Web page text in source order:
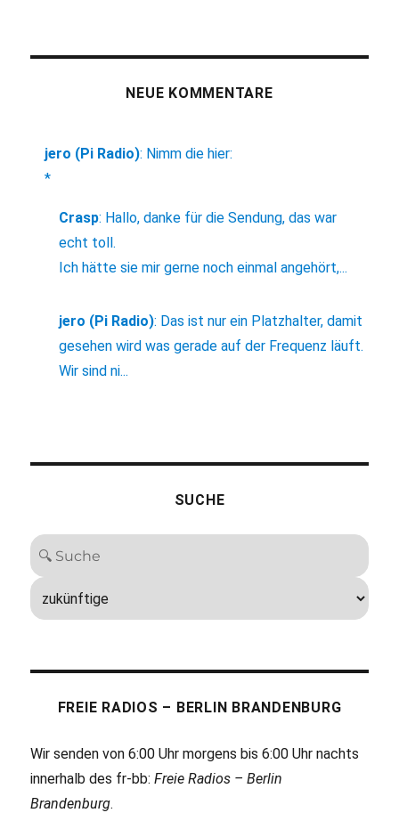
NEUE KOMMENTARE
jero (Pi Radio): Nimm die hier:
*
Crasp: Hallo, danke für die Sendung, das war
echt toll.
Ich hätte sie mir gerne noch einmal angehört,...
jero (Pi Radio): Das ist nur ein Platzhalter, damit
gesehen wird was gerade auf der Frequenz läuft.
Wir sind ni...
SUCHE
FREIE RADIOS – BERLIN BRANDENBURG
Wir senden von 6:00 Uhr morgens bis 6:00 Uhr nachts
innerhalb des fr-bb:Freie Radios – Berlin
Brandenburg.